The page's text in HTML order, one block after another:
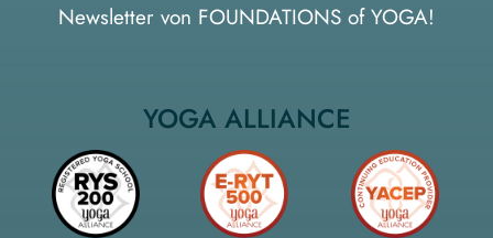
Newsletter von FOUNDATIONS of YOGA!
YOGA ALLIANCE